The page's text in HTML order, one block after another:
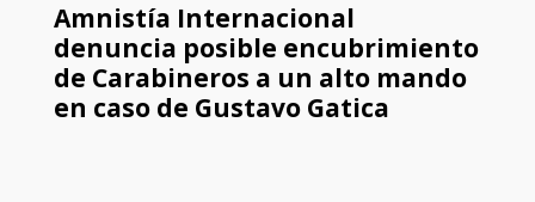
Amnistía Internacional
denuncia posible encubrimiento
de Carabineros a un alto mando
en caso de Gustavo Gatica